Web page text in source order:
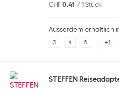
CHF0.41 /1 Stück
Ausserdem erhältlich
3 4 5 +1
STEFFEN